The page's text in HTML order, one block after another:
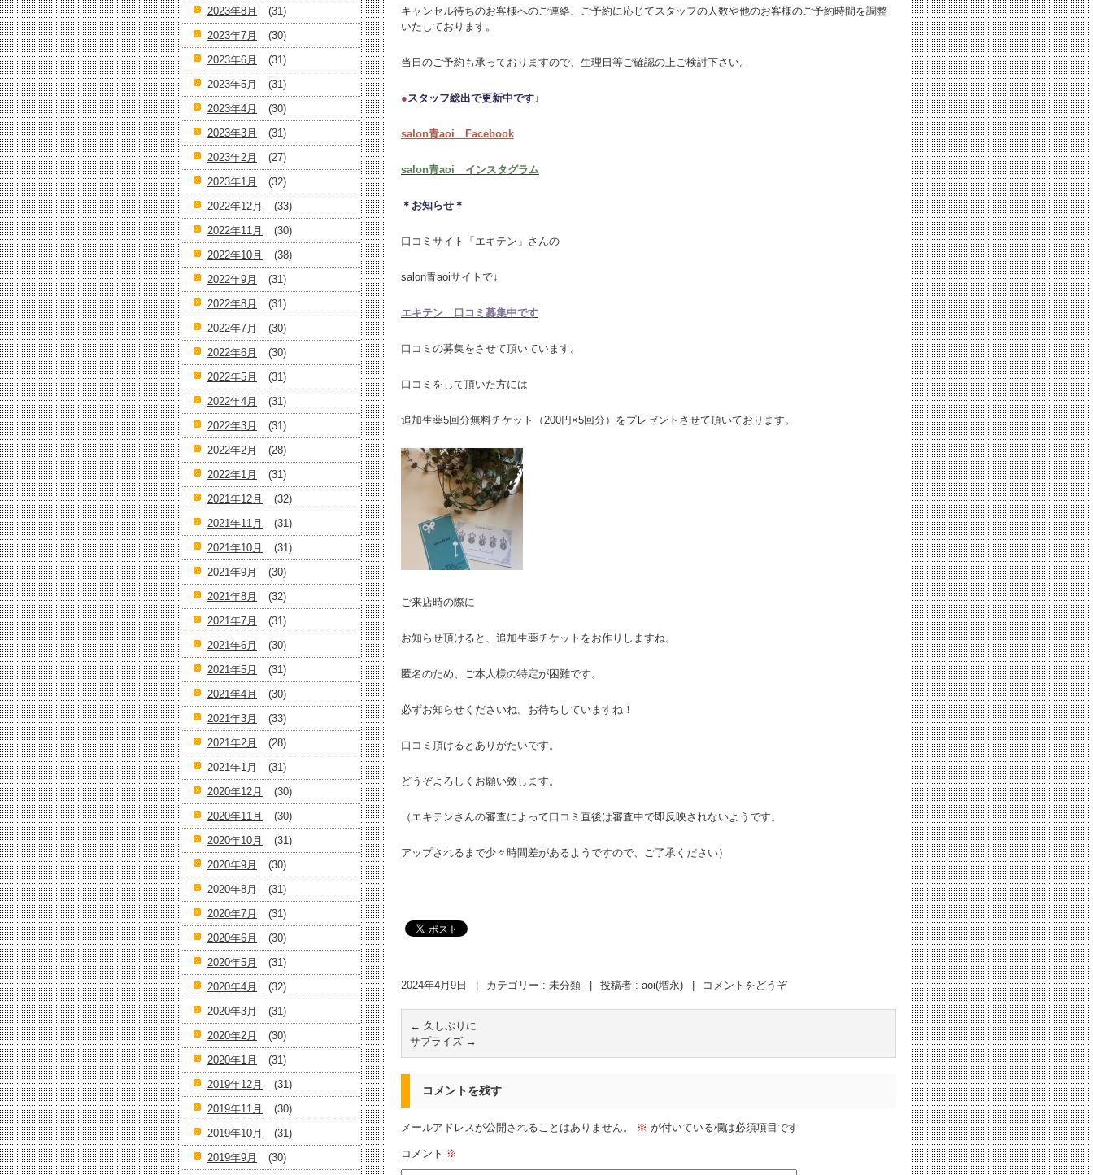
キャンセル待ちのお客様へのご連絡、ご予約に応じてスタッフの人数や他のお客様のご予約時間を調整
いたしております。
当日のご予約も承っておりますので、生理日等ご確認の上ご検討下さい。
●スタッフ総出で更新中です↓
salon青aoi Facebook
salon青aoi インスタグラム
＊お知らせ＊
口コミサイト「エキテン」さんの
salon青aoiサイトで↓
エキテン 口コミ募集中です
口コミの募集をさせて頂いています。
口コミをして頂いた方には
追加生薬5回分無料チケット（200円×5回分）をプレゼントさせて頂いております。
ご来店時の際に
お知らせ頂けると、追加生薬チケットをお作りしますね。
匿名のため、ご本人様の特定が困難です。
必ずお知らせくださいね。お待ちしていますね！
口コミ頂けるとありがたいです。
どうぞよろしくお願い致します。
（エキテンさんの審査によって口コミ直後は審査中で即反映されないようです。
アップされるまで少々時間差があるようですので、ご了承ください）
2024年4月9日 カテゴリー : 未分類 投稿者 : aoi(増永) コメントをどうぞ
← 久しぶりに
サプライズ →
コメントを残す
メールアドレスが公開されることはありません。 ※ が付いている欄は必須項目です
コメント ※
2023年8月
(31)
2023年7月
(30)
2023年6月
(31)
2023年5月
(31)
2023年4月
(30)
2023年3月
(31)
2023年2月
(27)
2023年1月
(32)
2022年12月
(33)
2022年11月
(30)
2022年10月
(38)
2022年9月
(31)
2022年8月
(31)
2022年7月
(30)
2022年6月
(30)
2022年5月
(31)
2022年4月
(31)
2022年3月
(31)
2022年2月
(28)
2022年1月
(31)
2021年12月
(32)
2021年11月
(31)
2021年10月
(31)
2021年9月
(30)
2021年8月
(32)
2021年7月
(31)
2021年6月
(30)
2021年5月
(31)
2021年4月
(30)
2021年3月
(33)
2021年2月
(28)
2021年1月
(31)
2020年12月
(30)
2020年11月
(30)
2020年10月
(31)
2020年9月
(30)
2020年8月
(31)
2020年7月
(31)
2020年6月
(30)
2020年5月
(31)
2020年4月
(32)
2020年3月
(31)
2020年2月
(30)
2020年1月
(31)
2019年12月
(31)
2019年11月
(30)
2019年10月
(31)
2019年9月
(30)